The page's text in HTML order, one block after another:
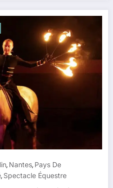
, Nantes, Pays De
, Spectacle Équestre